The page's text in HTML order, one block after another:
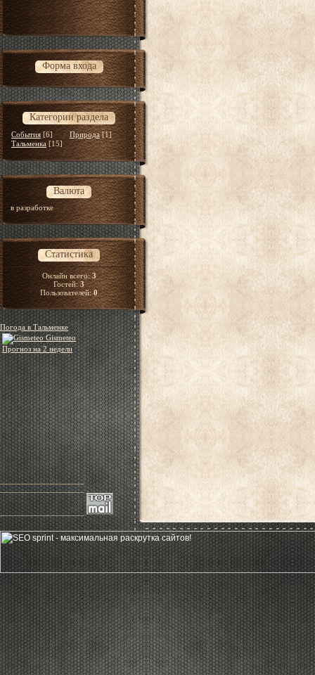
Форма входа
Категории раздела
События [6] Природа [1]
Тальменка [15]
Валюта
в разработке
Статистика
Онлайн всего:3
Гостей:3
Пользователей:0
Погода в Тальменке
Gismeteo
Прогноз на 2 недели
____________________
____________________
____________________